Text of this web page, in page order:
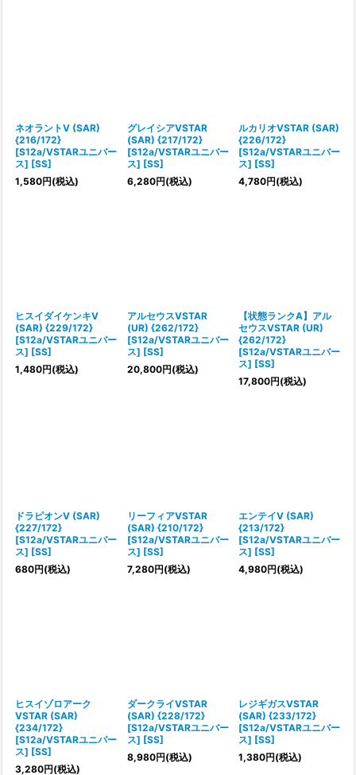
ネオラントV (SAR)
{216/172}
[S12a/VSTARユニバー
ス] [SS]
1,580円(税込)
グレイシアVSTAR
(SAR) {217/172}
[S12a/VSTARユニバー
ス] [SS]
6,280円(税込)
ルカリオVSTAR (SAR)
{226/172}
[S12a/VSTARユニバー
ス] [SS]
4,780円(税込)
ヒスイダイケンキV
(SAR) {229/172}
[S12a/VSTARユニバー
ス] [SS]
1,480円(税込)
アルセウスVSTAR
(UR) {262/172}
[S12a/VSTARユニバー
ス] [SS]
20,800円(税込)
【状態ランクA】アル
セウスVSTAR (UR)
{262/172}
[S12a/VSTARユニバー
ス] [SS]
17,800円(税込)
ドラピオンV (SAR)
{227/172}
[S12a/VSTARユニバー
ス] [SS]
680円(税込)
リーフィアVSTAR
(SAR) {210/172}
[S12a/VSTARユニバー
ス] [SS]
7,280円(税込)
エンテイV (SAR)
{213/172}
[S12a/VSTARユニバー
ス] [SS]
4,980円(税込)
ヒスイゾロアーク
VSTAR (SAR)
{234/172}
[S12a/VSTARユニバー
ス] [SS]
3,280円(税込)
ダークライVSTAR
(SAR) {228/172}
[S12a/VSTARユニバー
ス] [SS]
8,980円(税込)
レジギガスVSTAR
(SAR) {233/172}
[S12a/VSTARユニバー
ス] [SS]
1,380円(税込)